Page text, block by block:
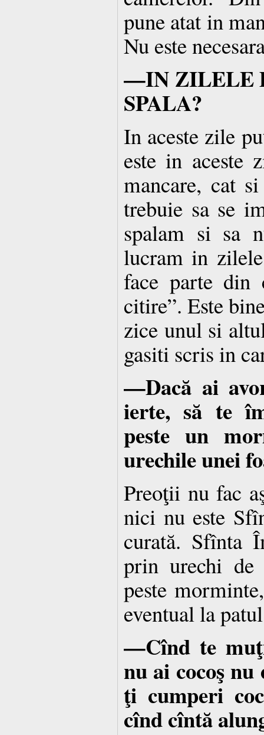
pune atat in
Nu este
—IN ZILELE
SPALA?
In aceste zile
este in aceste
mancare, cat
trebuie sa se
spalam si sa
lucram in
face parte din
citire”. Este
zice unul si
gasiti scris in
—Dacă ai
ierte, să te
peste un
urechile unei
Preoţii nu fac
nici nu este
curată. Sfînta
prin urechi de
peste
eventual la
—Cînd te
nu ai cocoş nu
ţi cumperi
cînd cîntă